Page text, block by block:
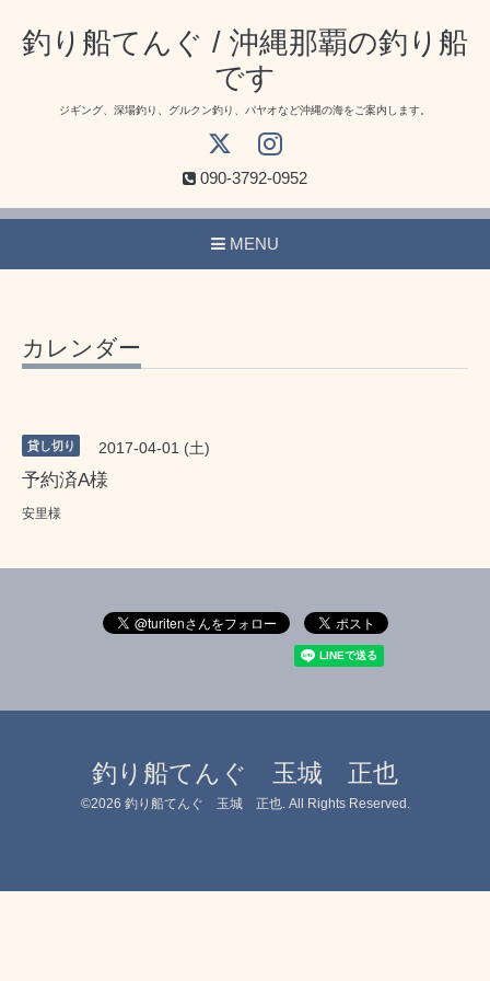
釣り船てんぐ / 沖縄那覇の釣り船
です
ジギング、深場釣り、グルクン釣り、パヤオなど沖縄の海をご案内します。
090-3792-0952
MENU
カレンダー
貸し切り 2017-04-01 (土)
予約済A様
安里様
釣り船てんぐ 玉城 正也
©2026 釣り船てんぐ 玉城 正也. All Rights Reserved.